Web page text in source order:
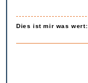
Dies ist mir was wert: